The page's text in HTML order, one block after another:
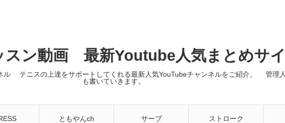
スン動画 最新Youtube人気まとめサ
ル テニスの上達をサポートしてくれる最新人気YouTubeチャンネルをご紹介。 管理
も書いていきます。
ともやんch サーブ ストローク